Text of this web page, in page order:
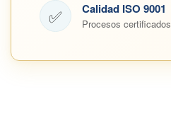
✅ Calidad ISO 9001
Procesos certificados